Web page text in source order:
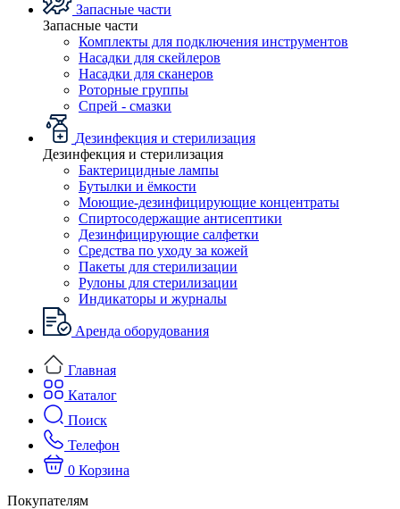
Запасные части
Запасные части
Комплекты для подключения инструментов
Насадки для скейлеров
Насадки для сканеров
Роторные группы
Спрей - смазки
Дезинфекция и стерилизация
Дезинфекция и стерилизация
Бактерицидные лампы
Бутылки и ёмкости
Моющие-дезинфицирующие концентраты
Спиртосодержащие антисептики
Дезинфицирующие салфетки
Средства по уходу за кожей
Пакеты для стерилизации
Рулоны для стерилизации
Индикаторы и журналы
Аренда оборудования
Главная
Каталог
Поиск
Телефон
0 Корзина
Покупателям